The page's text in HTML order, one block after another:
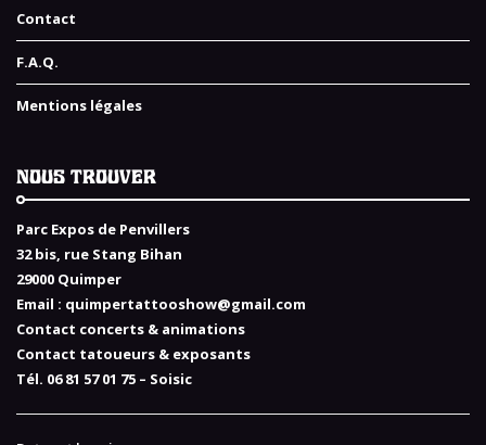
Contact
F.A.Q.
Mentions légales
NOUS TROUVER
Parc Expos de Penvillers
32 bis, rue Stang Bihan
29000 Quimper
Email : quimpertattooshow@gmail.com
Contact concerts & animations
Contact tatoueurs & exposants
Tél. 06 81 57 01 75 – Soisic